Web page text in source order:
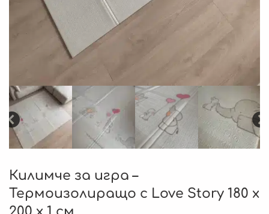
Килимче за игра –
Термоизолиращо с Love Story 180 x